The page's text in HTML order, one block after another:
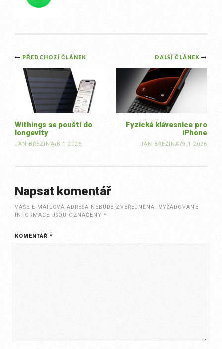
Post
navigation
DALŠÍ ČLÁNEK
Fyzická klávesnice pro
iPhone
JAN BŘEZINA/9.1.2026
PŘEDCHOZÍ ČLÁNEK
Withings se pouští do
longevity
JAN BŘEZINA/8.1.2026
Napsat komentář
VAŠE E-MAILOVÁ ADRESA NEBUDE ZVEŘEJNĚNA. VYŽADOVANÉ
INFORMACE JSOU OZNAČENY*
KOMENTÁŘ*